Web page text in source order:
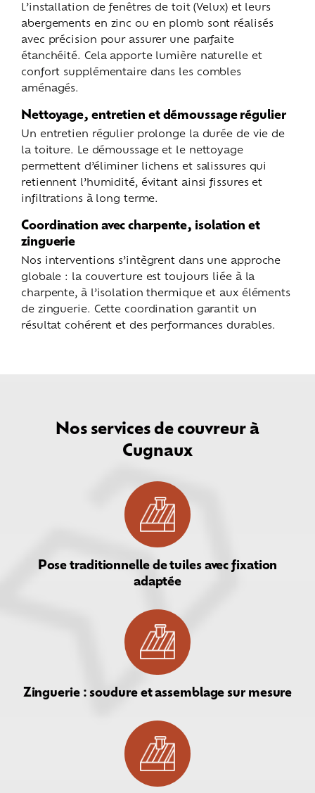
L’installation de fenêtres de toit (Velux) et leurs
abergements en zinc ou en plomb sont réalisés
avec précision pour assurer une parfaite
étanchéité. Cela apporte lumière naturelle et
confort supplémentaire dans les combles
aménagés.
Nettoyage, entretien et démoussage régulier
Un entretien régulier prolonge la durée de vie de
la toiture. Le démoussage et le nettoyage
permettent d’éliminer lichens et salissures qui
retiennent l’humidité, évitant ainsi fissures et
infiltrations à long terme.
Coordination avec charpente, isolation et
zinguerie
Nos interventions s’intègrent dans une approche
globale : la couverture est toujours liée à la
charpente, à l’isolation thermique et aux éléments
de zinguerie. Cette coordination garantit un
résultat cohérent et des performances durables.
Nos services de couvreur à
Cugnaux
Pose traditionnelle de tuiles avec fixation
adaptée
Zinguerie : soudure et assemblage sur mesure